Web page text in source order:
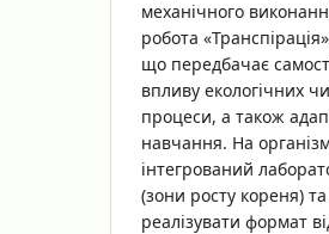
механічного
робота
що передбачає
впливу екологічних
процеси, а також
навчання. На
інтегрований
(зони росту кореня)
реалізувати формат